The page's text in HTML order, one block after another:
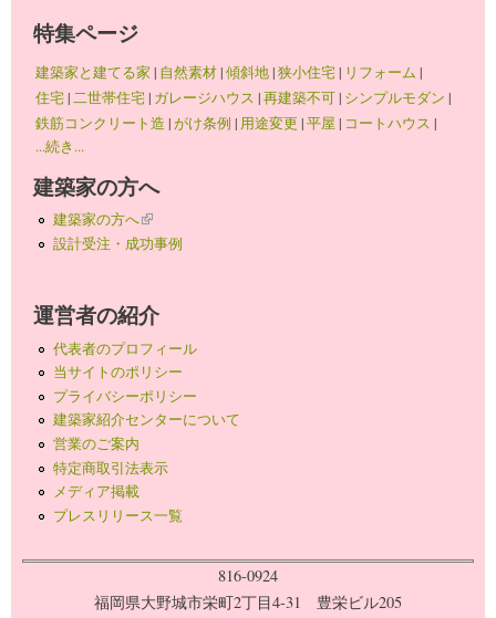
特集ページ
建築家と建てる家 | 自然素材|傾斜地|狭小住宅| リフォーム |
住宅| 二世帯住宅| ガレージハウス |再建築不可| シンプルモダン |
鉄筋コンクリート造 |がけ条例 | 用途変更 |平屋 | コートハウス |
...続き...
建築家の方へ
建築家の方へ(link is external)
設計受注・成功事例
運営者の紹介
代表者のプロフィール
当サイトのポリシー
プライバシーポリシー
建築家紹介センターについて
営業のご案内
特定商取引法表示
メディア掲載
プレスリリース一覧
816-0924
福岡県大野城市栄町2丁目4-31 豊栄ビル205